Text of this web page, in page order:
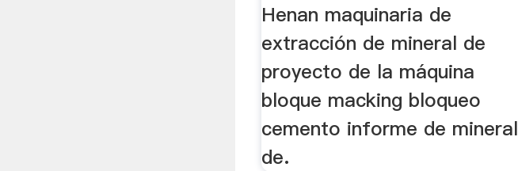
Henan maquinaria de
extracción de mineral de
proyecto de la máquina
bloque macking bloqueo
cemento informe de mineral
de.